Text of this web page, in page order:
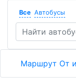
Все Автобусы
Маршрут От